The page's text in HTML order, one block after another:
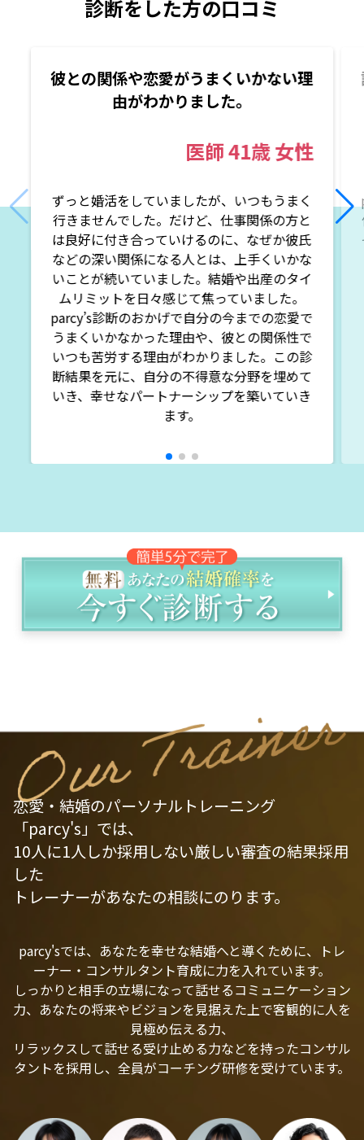
診断をした方の口コミ
彼との関係や恋愛がうまくいかない理
由がわかりました。
医師41歳女性
ずっと婚活をしていましたが、いつもうまく
行きませんでした。だけど、仕事関係の方と
は良好に付き合っていけるのに、なぜか彼氏
などの深い関係になる人とは、上手くいかな
いことが続いていました。結婚や出産のタイ
ムリミットを日々感じて焦っていました。
parcy’s診断のおかげで自分の今までの恋愛で
うまくいかなかった理由や、彼との関係性で
いつも苦労する理由がわかりました。この診
断結果を元に、自分の不得意な分野を埋めて
いき、幸せなパートナーシップを築いていき
ます。
恋愛・結婚のパーソナルトレーニング
「parcy's」では、
10人に1人しか採用しない厳しい審査の結果採用
した
トレーナーがあなたの相談にのります。
parcy'sでは、あなたを幸せな結婚へと導くために、トレ
ーナー・コンサルタント育成に力を入れています。
しっかりと相手の立場になって話せるコミュニケーション
力、あなたの将来やビジョンを見据えた上で客観的に人を
見極め伝える力、
リラックスして話せる受け止める力などを持ったコンサル
タントを採用し、全員がコーチング研修を受けています。